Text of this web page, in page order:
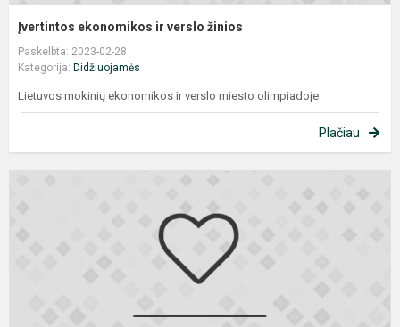
Įvertintos ekonomikos ir verslo žinios
Paskelbta: 2023-02-28
Kategorija: Didžiuojamės
Lietuvos mokinių ekonomikos ir verslo miesto olimpiadoje
Plačiau